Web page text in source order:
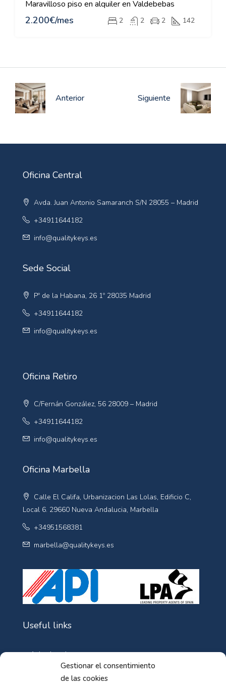
Gestionar el consentimiento
de las cookies
Maravilloso piso en alquiler en Valdebebas
2.200€/mes 2 2 2 142
Anterior Siguiente
Oficina Central
Avda. Juan Antonio Samaranch S/N 28055 – Madrid
+34911644182
info@qualitykeys.es
Sede Social
Pº de la Habana, 26 1º 28035 Madrid
+34911644182
info@qualitykeys.es
Oficina Retiro
C/Fernán González, 56 28009 – Madrid
+34911644182
info@qualitykeys.es
Oficina Marbella
Calle El Califa, Urbanizacion Las Lolas, Edificio C,
Local 6. 29660 Nueva Andalucia, Marbella
+34951568381
marbella@qualitykeys.es
Useful links
Aviso Legal
Política de Cookies